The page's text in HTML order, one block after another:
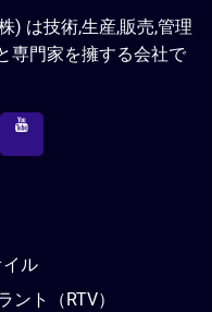
) は技術,生産,販売,管理
専門家を擁する会社で
ル
ト（RTV）